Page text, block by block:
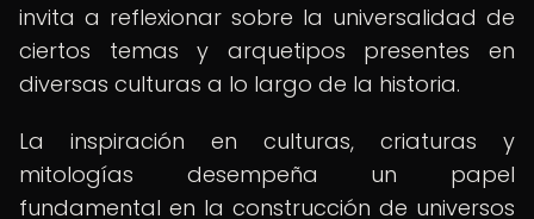
invita a reflexionar sobre la universalidad de
ciertos temas y arquetipos presentes en
diversas culturas a lo largo de la historia.
La inspiración en culturas, criaturas y
mitologías desempeña un papel
fundamental en la construcción de universos